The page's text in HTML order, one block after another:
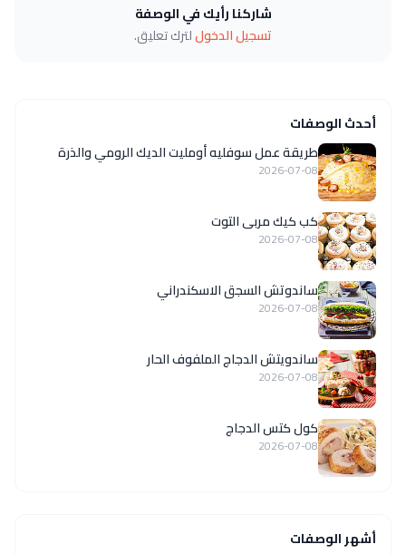
شاركنا رأيك في الوصفة
تسجيل الدخوللترك تعليق.
أحدث الوصفات
طريقة عمل سوفليه أومليت الديك الرومي والذرة
2026-07-08
كب كيك مربى التوت
2026-07-08
ساندوتش السجق الاسكندراني
2026-07-08
ساندويتش الدجاج الملفوف الحار
2026-07-08
كول كتس الدجاج
2026-07-08
أشهر الوصفات